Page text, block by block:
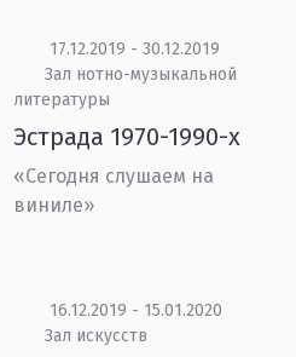
17.12.2019 - 30.12.2019
Зал нотно-музыкальной
литературы
Эстрада 1970-1990-х
«Сегодня слушаем на
виниле»
16.12.2019 - 15.01.2020
Зал искусств